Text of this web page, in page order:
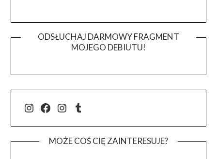
ODSŁUCHAJ DARMOWY FRAGMENT
MOJEGO DEBIUTU!
@j.luszynska
Facebook
@pisadlo_luszynska
Tumblr
MOŻE COŚ CIĘ ZAINTERESUJE?